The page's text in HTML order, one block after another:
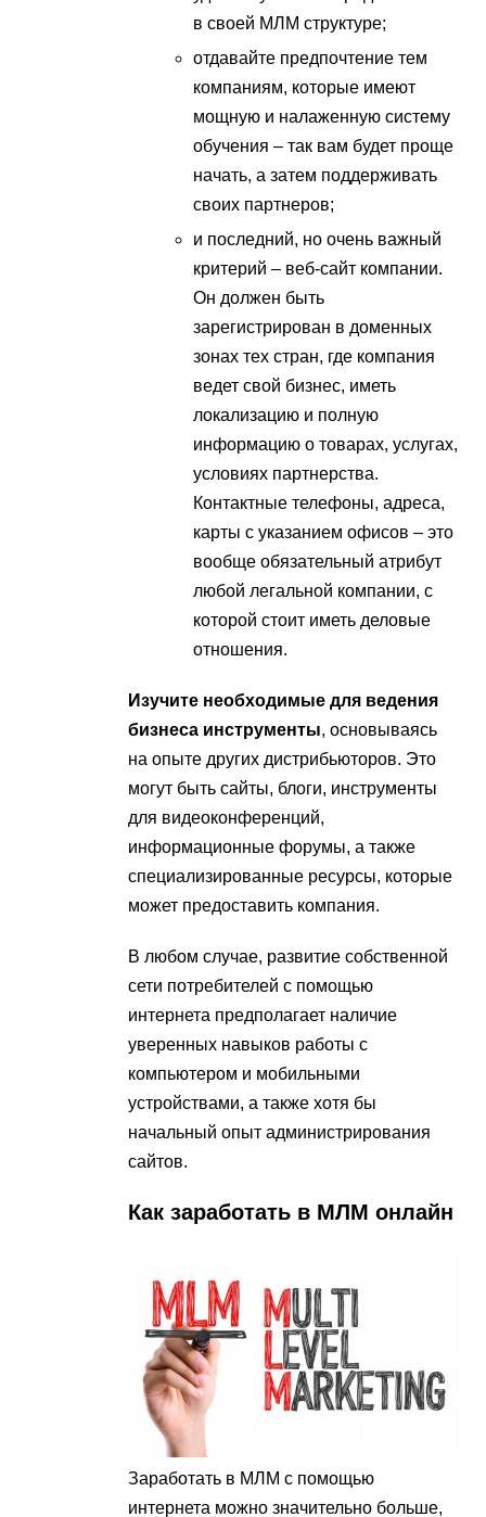
в своей МЛМ структуре;
отдавайте предпочтение тем
компаниям, которые имеют
мощную и налаженную систему
обучения – так вам будет проще
начать, а затем поддерживать
своих партнеров;
и последний, но очень важный
критерий – веб-сайт компании.
Он должен быть
зарегистрирован в доменных
зонах тех стран, где компания
ведет свой бизнес, иметь
локализацию и полную
информацию о товарах, услугах,
условиях партнерства.
Контактные телефоны, адреса,
карты с указанием офисов – это
вообще обязательный атрибут
любой легальной компании, с
которой стоит иметь деловые
отношения.
Изучите необходимые для ведения
бизнеса инструменты, основываясь
на опыте других дистрибьюторов. Это
могут быть сайты, блоги, инструменты
для видеоконференций,
информационные форумы, а также
специализированные ресурсы, которые
может предоставить компания.
В любом случае, развитие собственной
сети потребителей с помощью
интернета предполагает наличие
уверенных навыков работы с
компьютером и мобильными
устройствами, а также хотя бы
начальный опыт администрирования
сайтов.
Как заработать в МЛМ онлайн
Заработать в МЛМ с помощью
интернета можно значительно больше,